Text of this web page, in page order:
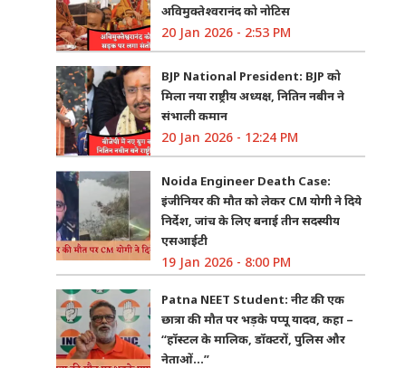
अविमुक्तेश्वरानंद को नोटिस
20 Jan 2026 - 2:53 PM
BJP National President: BJP को
मिला नया राष्ट्रीय अध्यक्ष, नितिन नबीन ने
संभाली कमान
20 Jan 2026 - 12:24 PM
Noida Engineer Death Case:
इंजीनियर की मौत को लेकर CM योगी ने दिये
निर्देश, जांच के लिए बनाई तीन सदस्यीय
एसआईटी
19 Jan 2026 - 8:00 PM
Patna NEET Student: नीट की एक
छात्रा की मौत पर भड़के पप्पू यादव, कहा –
“हॉस्टल के मालिक, डॉक्टरों, पुलिस और
नेताओं…”